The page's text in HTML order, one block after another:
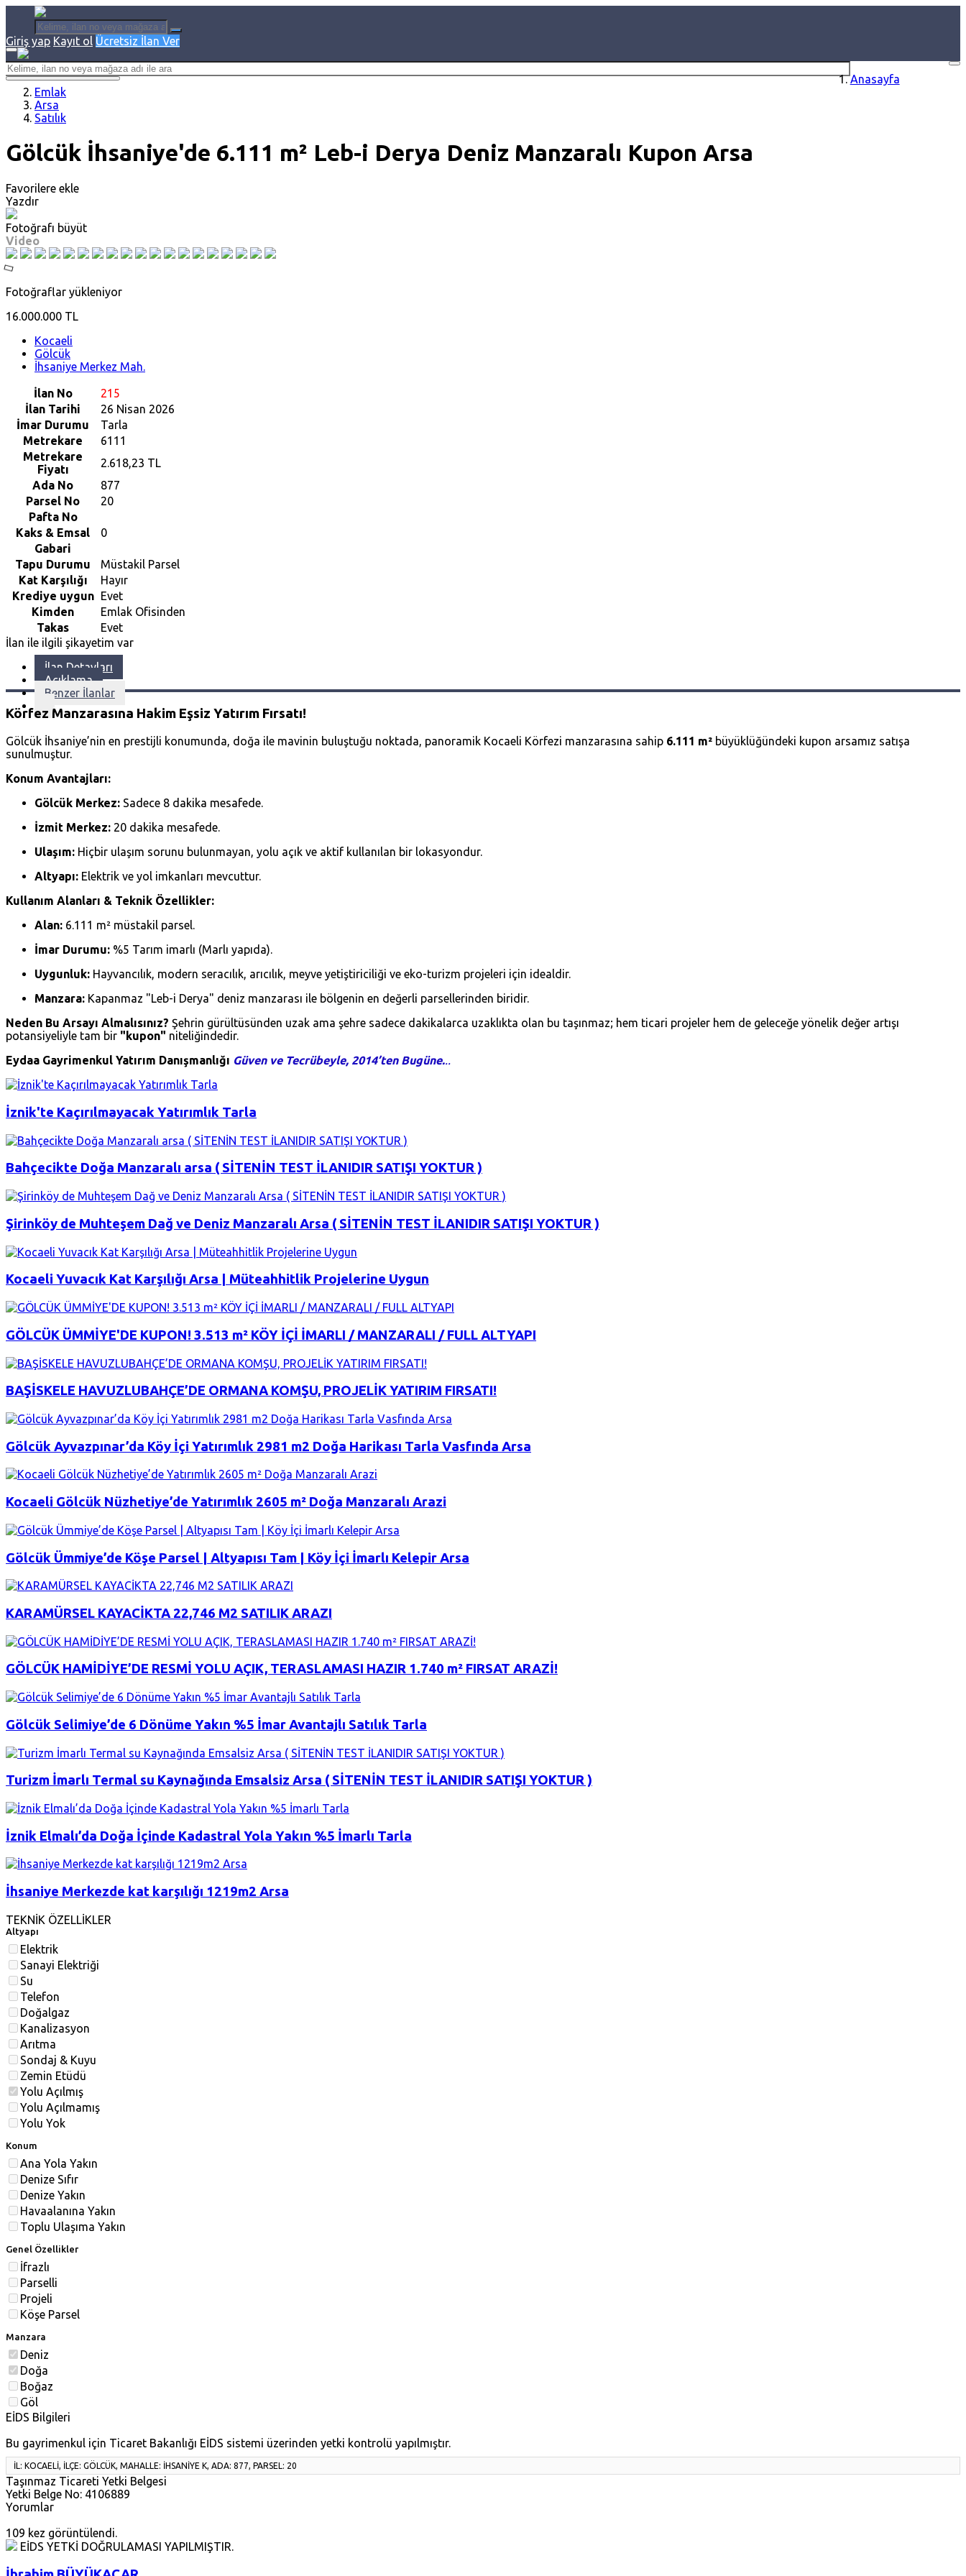
Giriş yap Kayıt ol Ücretsiz İlan Ver
Anasayfa
Emlak
Arsa
Satılık
Gölcük İhsaniye'de 6.111 m² Leb-i Derya Deniz Manzaralı Kupon Arsa
Favorilere ekle
Yazdır
Fotoğrafı büyüt
Video
Fotoğraflar yükleniyor
16.000.000 TL
Kocaeli
Gölcük
İhsaniye Merkez Mah.
İlan No
215
İlan Tarihi
26 Nisan 2026
İmar Durumu
Tarla
Metrekare
6111
Metrekare
Fiyatı
2.618,23 TL
Ada No
877
Parsel No
20
Pafta No
Kaks & Emsal
0
Gabari
Tapu Durumu
Müstakil Parsel
Kat Karşılığı
Hayır
Krediye uygun Evet
Kimden
Emlak Ofisinden
Takas
Evet
İlan ile ilgili şikayetim var
İlan Detayları
Açıklama
Benzer İlanlar
Körfez Manzarasına Hakim Eşsiz Yatırım Fırsatı!
Gölcük İhsaniye’nin en prestijli konumunda, doğa ile mavinin buluştuğu noktada, panoramik Kocaeli Körfezi manzarasına sahip 6.111 m² büyüklüğündeki kupon arsamız satışa
sunulmuştur.
Konum Avantajları:
Gölcük Merkez: Sadece 8 dakika mesafede.
İzmit Merkez: 20 dakika mesafede.
Ulaşım: Hiçbir ulaşım sorunu bulunmayan, yolu açık ve aktif kullanılan bir lokasyondur.
Altyapı: Elektrik ve yol imkanları mevcuttur.
Kullanım Alanları & Teknik Özellikler:
Alan: 6.111 m² müstakil parsel.
İmar Durumu: %5 Tarım imarlı (Marlı yapıda).
Uygunluk: Hayvancılık, modern seracılık, arıcılık, meyve yetiştiriciliği ve eko-turizm projeleri için idealdir.
Manzara: Kapanmaz "Leb-i Derya" deniz manzarası ile bölgenin en değerli parsellerinden biridir.
Neden Bu Arsayı Almalısınız? Şehrin gürültüsünden uzak ama şehre sadece dakikalarca uzaklıkta olan bu taşınmaz; hem ticari projeler hem de geleceğe yönelik değer artışı
potansiyeliyle tam bir "kupon" niteliğindedir.
Eydaa Gayrimenkul Yatırım Danışmanlığı Güven ve Tecrübeyle, 2014’ten Bugüne...
İznik'te Kaçırılmayacak Yatırımlık Tarla
Bahçecikte Doğa Manzaralı arsa ( SİTENİN TEST İLANIDIR SATIŞI YOKTUR )
Şirinköy de Muhteşem Dağ ve Deniz Manzaralı Arsa ( SİTENİN TEST İLANIDIR SATIŞI YOKTUR )
Kocaeli Yuvacık Kat Karşılığı Arsa | Müteahhitlik Projelerine Uygun
GÖLCÜK ÜMMİYE'DE KUPON! 3.513 m² KÖY İÇİ İMARLI / MANZARALI / FULL ALTYAPI
BAŞİSKELE HAVUZLUBAHÇE’DE ORMANA KOMŞU, PROJELİK YATIRIM FIRSATI!
Gölcük Ayvazpınar’da Köy İçi Yatırımlık 2981 m2 Doğa Harikası Tarla Vasfında Arsa
Kocaeli Gölcük Nüzhetiye’de Yatırımlık 2605 m² Doğa Manzaralı Arazi
Gölcük Ümmiye’de Köşe Parsel | Altyapısı Tam | Köy İçi İmarlı Kelepir Arsa
KARAMÜRSEL KAYACİKTA 22,746 M2 SATILIK ARAZI
GÖLCÜK HAMİDİYE’DE RESMİ YOLU AÇIK, TERASLAMASI HAZIR 1.740 m² FIRSAT ARAZİ!
Gölcük Selimiye’de 6 Dönüme Yakın %5 İmar Avantajlı Satılık Tarla
Turizm İmarlı Termal su Kaynağında Emsalsiz Arsa ( SİTENİN TEST İLANIDIR SATIŞI YOKTUR )
İznik Elmalı’da Doğa İçinde Kadastral Yola Yakın %5 İmarlı Tarla
İhsaniye Merkezde kat karşılığı 1219m2 Arsa
TEKNİK ÖZELLİKLER
Altyapı
Elektrik
Sanayi Elektriği
Su
Telefon
Doğalgaz
Kanalizasyon
Arıtma
Sondaj & Kuyu
Zemin Etüdü
Yolu Açılmış
Yolu Açılmamış
Yolu Yok
Konum
Ana Yola Yakın
Denize Sıfır
Denize Yakın
Havaalanına Yakın
Toplu Ulaşıma Yakın
Genel Özellikler
İfrazlı
Parselli
Projeli
Köşe Parsel
Manzara
Deniz
Doğa
Boğaz
Göl
EİDS Bilgileri
Bu gayrimenkul için Ticaret Bakanlığı EİDS sistemi üzerinden yetki kontrolü yapılmıştır.
İL: KOCAELİ, İLÇE: GÖLCÜK, MAHALLE: İHSANİYE K, ADA: 877, PARSEL: 20
Taşınmaz Ticareti Yetki Belgesi
Yetki Belge No: 4106889
Yorumlar
109 kez görüntülendi.
EİDS YETKİ DOĞRULAMASI YAPILMIŞTIR.